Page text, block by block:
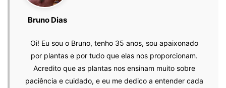
Bruno Dias
Oi! Eu sou o Bruno, tenho 35 anos, sou apaixonado
por plantas e por tudo que elas nos proporcionam.
Acredito que as plantas nos ensinam muito sobre
paciência e cuidado, e eu me dedico a entender cada